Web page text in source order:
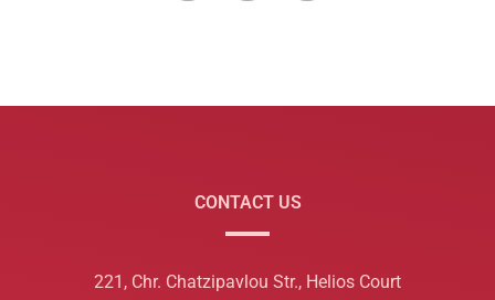
CONTACT US
221, Chr. Chatzipavlou Str., Helios Court